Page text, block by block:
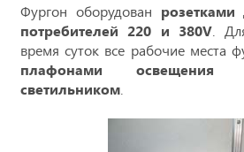
Фургон оборудован
потребителей 220 и 380V .
время суток все рабочие места
плафонами освещения
светильником